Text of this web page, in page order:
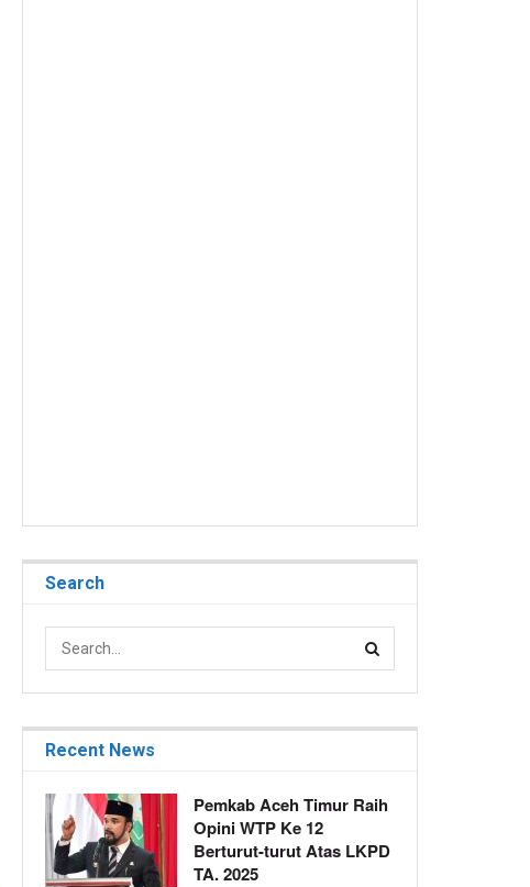
Search
Recent News
Pemkab Aceh Timur Raih
Opini WTP Ke 12
Berturut-turut Atas LKPD
TA. 2025